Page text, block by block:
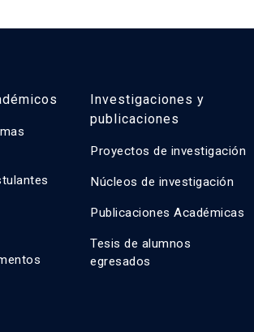
Investigaciones y
publicaciones
Proyectos de investigación
Núcleos de investigación
Publicaciones Académicas
Tesis de alumnos
egresados